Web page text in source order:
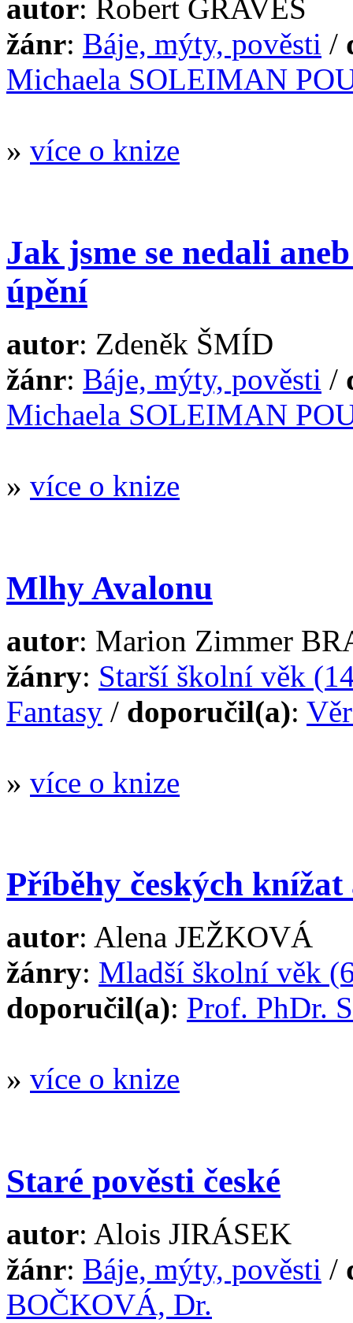
autor: Robert GRAVES
žánr: Báje, mýty, pověsti /
Michaela SOLEIMAN
» více o knize
Jak jsme se nedali
úpění
autor: Zdeněk ŠMÍD
žánr: Báje, mýty, pověsti /
Michaela SOLEIMAN
» více o knize
Mlhy Avalonu
autor: Marion Zimmer
žánry: Starší školní věk
Fantasy / doporučil(a):
» více o knize
Příběhy českých
autor: Alena JEŽKOVÁ
žánry: Mladší školní věk
doporučil(a): Prof. PhDr.
» více o knize
Staré pověsti české
autor: Alois JIRÁSEK
žánr: Báje, mýty, pověsti /
BOČKOVÁ, Dr.